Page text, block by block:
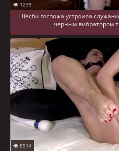
1239
Лесби госпожа устроила
черным вибратором
8914